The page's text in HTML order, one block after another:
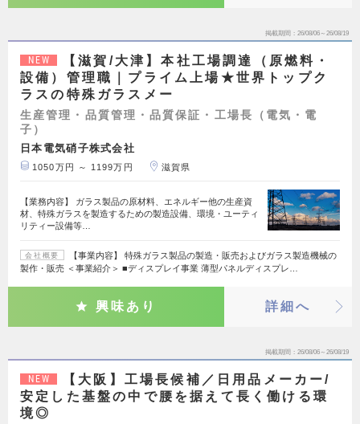
掲載期間 26/08/06～26/08/19
NEW
【滋賀/大津】本社工場調達（原燃料・
設備）管理職｜プライム上場★世界トップク
ラスの特殊ガラスメー
生産管理・品質管理・品質保証・工場長（電気・電
子）
日本電気硝子株式会社
1050万円 ～ 1199万円 滋賀県
【業務内容】 ガラス製品の原材料、エネルギー他の生産資
材、特殊ガラスを製造するための製造設備、環境・ユーティ
リティー設備等…
会社概要
【事業内容】 特殊ガラス製品の製造・販売およびガラス製造機械の
製作・販売 ＜事業紹介＞ ■ディスプレイ事業 薄型パネルディスプレ…
興味あり 詳細へ
掲載期間 26/08/06～26/08/19
NEW
【大阪】工場長候補／日用品メーカー/
安定した基盤の中で腰を据えて長く働ける環
境◎